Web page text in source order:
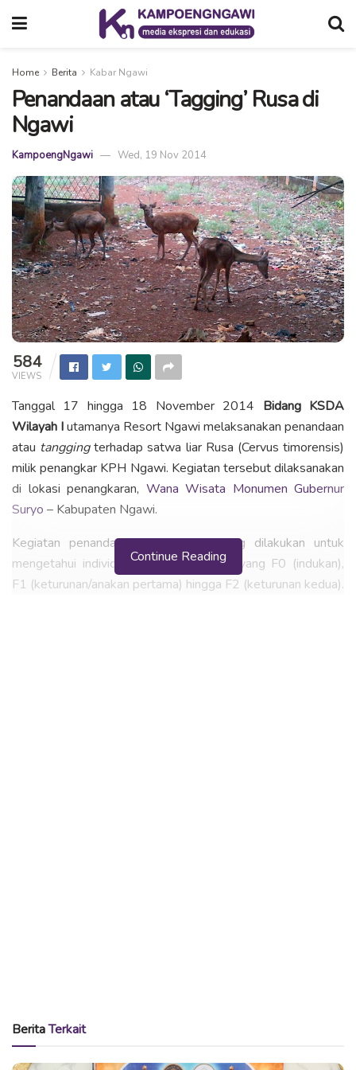
Home Berita Kabar Ngawi
Penandaan atau ‘Tagging’ Rusa di
Ngawi
KampoengNgawi Wed, 19 Nov 2014
584
VIEWS
Tanggal 17 hingga 18 November 2014 Bidang KSDA
Wilayah Iutamanya Resort Ngawi melaksanakan penandaan
atau tanggingterhadap satwa liar Rusa (Cervus timorensis)
milik penangkar KPH Ngawi. Kegiatan tersebut dilaksanakan
di lokasi penangkaran, Wana Wisata Monumen Gubernur
Suryo – Kabupaten Ngawi.
Kegiatan penandaan ini sangat penting dilakukan untuk
mengetahui individu-individu mana saja yang F0 (indukan),
F1 (keturunan/anakan pertama) hingga F2 (keturunan kedua).
dibutuhkan kandang jepit yang diletakkan pada lorong dari
Continue Reading
BeritaTerkait